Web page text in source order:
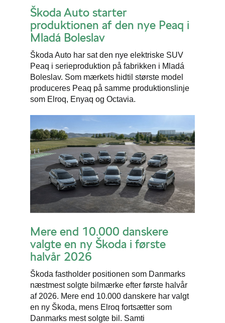
Škoda Auto starter
produktionen af den nye Peaq i
Mladá Boleslav
Škoda Auto har sat den nye elektriske SUV
Peaq i serieproduktion på fabrikken i Mladá
Boleslav. Som mærkets hidtil største model
produceres Peaq på samme produktionslinje
som Elroq, Enyaq og Octavia.
Mere end 10.000 danskere
valgte en ny Škoda i første
halvår 2026
Škoda fastholder positionen som Danmarks
næstmest solgte bilmærke efter første halvår
af 2026. Mere end 10.000 danskere har valgt
en ny Škoda, mens Elroq fortsætter som
Danmarks mest solgte bil. Samti